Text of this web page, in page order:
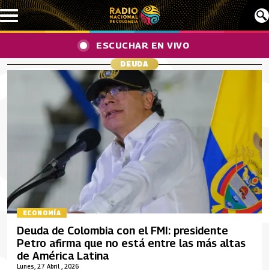
Pasar al contenido principal
ESCUCHAR EN VIVO
DEUDA
ECONOMÍA
Lunes, 27 Abril , 2026
Deuda de Colombia con el FMI: presidente
Petro afirma que no está entre las más altas
de América Latina